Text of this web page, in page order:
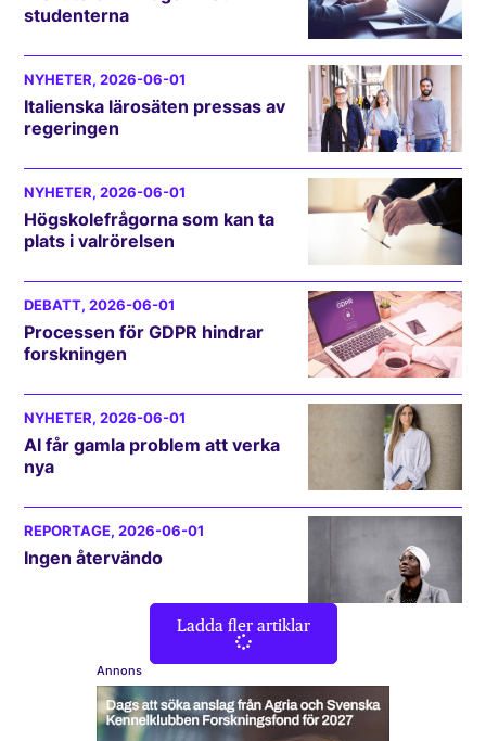
studenterna
NYHETER, 2026-06-01
Italienska lärosäten pressas av
regeringen
NYHETER, 2026-06-01
Högskolefrågorna som kan ta
plats i valrörelsen
DEBATT, 2026-06-01
Processen för GDPR hindrar
forskningen
NYHETER, 2026-06-01
AI får gamla problem att verka
nya
REPORTAGE, 2026-06-01
Ingen återvändo
Ladda fler artiklar
Annons